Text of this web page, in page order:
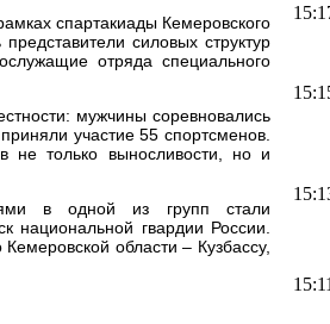
спартакиады Кемеровского
силовых структур
отряда специального
мужчины соревновались
участие 55 спортсменов.
не только выносливости, но и
в одной из групп стали
национальной гвардии России.
области – Кузбассу,
15:11